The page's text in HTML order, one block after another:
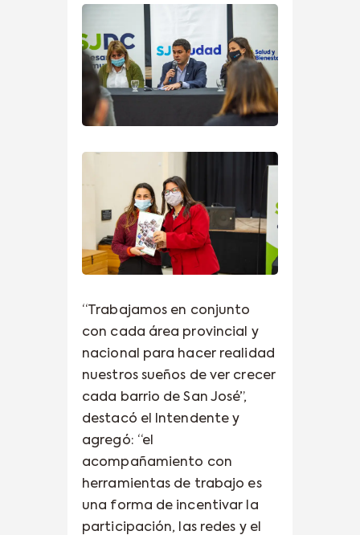
“Trabajamos en conjunto
con cada área provincial y
nacional para hacer realidad
nuestros sueños de ver crecer
cada barrio de San José”,
destacó el Intendente y
agregó: “el
acompañamiento con
herramientas de trabajo es
una forma de incentivar la
participación, las redes y el